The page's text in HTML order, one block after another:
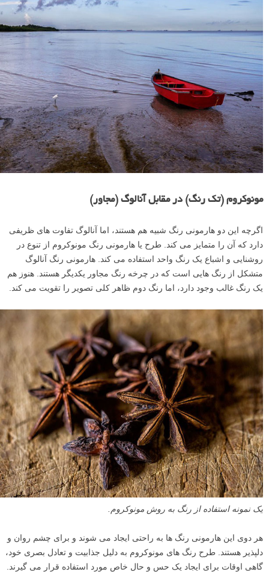
مونوکروم (تک رنگ) در مقابل آنالوگ (مجاور)
اگرچه این دو هارمونی رنگ شبیه هم هستند، اما آنالوگ تفاوت های ظریفی
دارد که آن را متمایز می کند. طرح یا هارمونی رنگ مونوکروم از تنوع در
روشنایی و اشباع یک رنگ واحد استفاده می کند. هارمونی رنگ آنالوگ
متشکل از رنگ هایی است که در چرخه رنگ مجاور یکدیگر هستند. هنوز هم
یک رنگ غالب وجود دارد، اما رنگ دوم ظاهر کلی تصویر را تقویت می کند.
یک نمونه استفاده از رنگ به روش مونوکروم.
هر دوی این هارمونی رنگ ها به راحتی ایجاد می شوند و برای چشم روان و
دلپذیر هستند. طرح رنگ های مونوکروم به دلیل جذابیت و تعادل بصری خود،
گاهی اوقات برای ایجاد یک حس و حال خاص مورد استفاده قرار می گیرند.